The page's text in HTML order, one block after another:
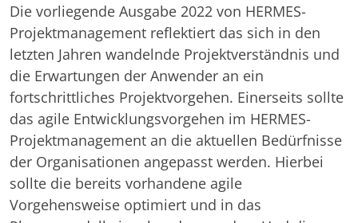
Die vorliegende Ausgabe 2022 von HERMES-
Projektmanagement reflektiert das sich in den
letzten Jahren wandelnde Projektverständnis und
die Erwartungen der Anwender an ein
fortschrittliches Projektvorgehen. Einerseits sollte
das agile Entwicklungsvorgehen im HERMES-
Projektmanagement an die aktuellen Bedürfnisse
der Organisationen angepasst werden. Hierbei
sollte die bereits vorhandene agile
Vorgehensweise optimiert und in das